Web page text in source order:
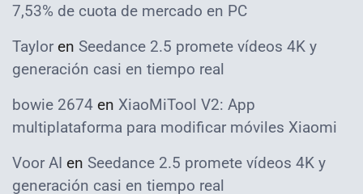
7,53% de cuota de mercado en PC
Taylor en Seedance 2.5 promete vídeos 4K y
generación casi en tiempo real
bowie 2674 en XiaoMiTool V2: App
multiplataforma para modificar móviles Xiaomi
Voor AI en Seedance 2.5 promete vídeos 4K y
generación casi en tiempo real